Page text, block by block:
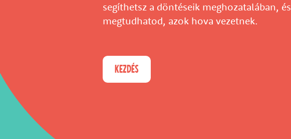
segíthetsz a döntéseik meghozatalában, és
megtudhatod, azok hova vezetnek.
KEZDÉS